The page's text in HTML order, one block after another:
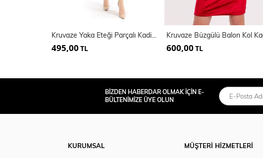
Kruvaze Yaka Eteği Parçalı Kadife Abiye Elbise
495,00 TL 600,00 TL
BİZDEN HABERDAR OLMAK İÇİN E-
BÜLTENİMİZE ÜYE OLUN
KURUMSAL
MÜŞTERİ HİZMETLERİ